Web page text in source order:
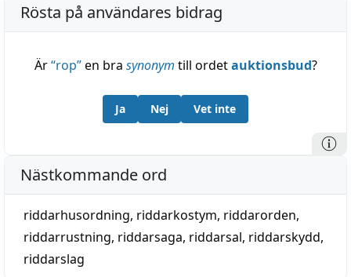
Rösta på användares bidrag
Är“rop”en bra synonym till ordetauktionsbud?
Ja Nej Vet inte
Nästkommande ord
riddarhusordning, riddarkostym, riddarorden,
riddarrustning, riddarsaga, riddarsal, riddarskydd,
riddarslag